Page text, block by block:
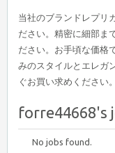
当社のブランドレプリ
ださい。精密に細部ま
ださい。お手頃な価格
みのスタイルとエレガ
ぐお買い求めください。
forre44668's
No jobs found.